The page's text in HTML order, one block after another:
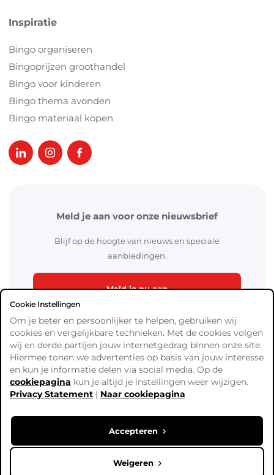
Inspiratie
Bingo organiseren
Bingoprijzen groothandel
Bingo voor kinderen
Bingo thema avonden
Bingo materiaal kopen
Meld je aan voor onze nieuwsbrief
Blijf op de hoogte van nieuws en speciale
aanbiedingen.
Meld je nu aan
Algemene Voorwaarden
Verzend- en betaalinformatie
Copyright © Ready4Bingo. Alle prijzen zijn exclusief BTW,
Cookie Instellingen
Om je beter en persoonlijker te helpen, gebruiken wij
cookies en vergelijkbare technieken. Met de cookies volgen
wij en derde partijen jouw internetgedrag binnen onze site.
Hiermee tonen we advertenties op basis van jouw interesse
en kun je informatie delen via social media. Op de
cookiepagina kun je altijd je instellingen weer wijzigen.
Privacy Statement | Naar cookiepagina
Accepteren
Weigeren